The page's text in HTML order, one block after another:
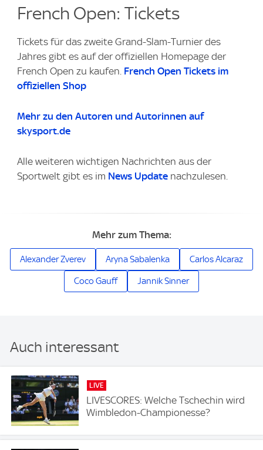
French Open: Tickets
Tickets für das zweite Grand-Slam-Turnier des
Jahres gibt es auf der offiziellen Homepage der
French Open zu kaufen. French Open Tickets im
offiziellen Shop
Mehr zu den Autoren und Autorinnen auf
skysport.de
Alle weiteren wichtigen Nachrichten aus der
Sportwelt gibt es im News Update nachzulesen.
Mehr zum Thema:
Alexander Zverev Aryna Sabalenka Carlos Alcaraz
Coco Gauff Jannik Sinner
Auch interessant
LIVE
LIVESCORES: Welche Tschechin wird
Wimbledon-Championesse?